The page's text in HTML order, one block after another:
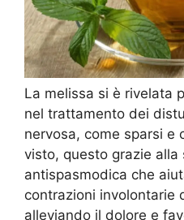
La melissa si è rivelata
nel trattamento dei
nervosa, come sparsi e
visto, questo grazie alla
antispasmodica che
contrazioni involontarie
alleviando il dolore e